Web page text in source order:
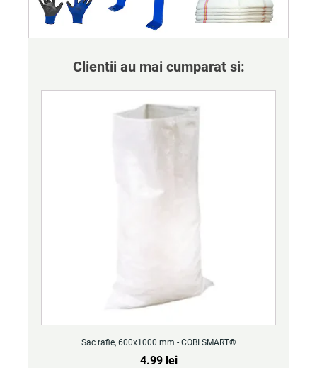
Clientii au mai cumparat si:
Sac rafie, 600x1000 mm - COBI SMART®
4.99 lei